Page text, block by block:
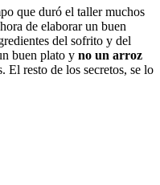
que duró el taller muchos
de elaborar un buen
del sofrito y del
buen plato y no un arroz
El resto de los secretos, se lo